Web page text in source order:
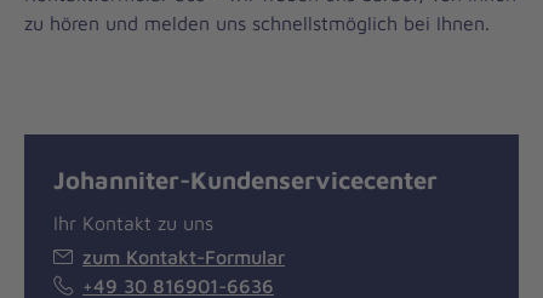
zu hören und melden uns schnellstmöglich bei Ihnen.
Johanniter-Kundenservicecenter
Ihr Kontakt zu uns
zum Kontakt-Formular
+49 30 816901-6636